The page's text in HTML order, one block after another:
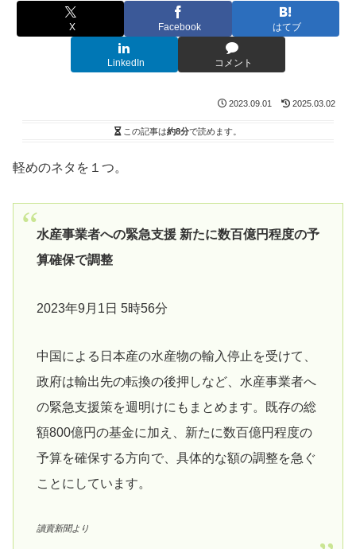
X Facebook はてブ
LinkedIn コメント
2023.09.01 2025.03.02
この記事は約8分で読めます。
軽めのネタを１つ。
水産事業者への緊急支援 新たに数百億円程度の予
算確保で調整
2023年9月1日 5時56分
中国による日本産の水産物の輸入停止を受けて、
政府は輸出先の転換の後押しなど、水産事業者へ
の緊急支援策を週明けにもまとめます。既存の総
額800億円の基金に加え、新たに数百億円程度の
予算を確保する方向で、具体的な額の調整を急ぐ
ことにしています。
讀賣新聞より